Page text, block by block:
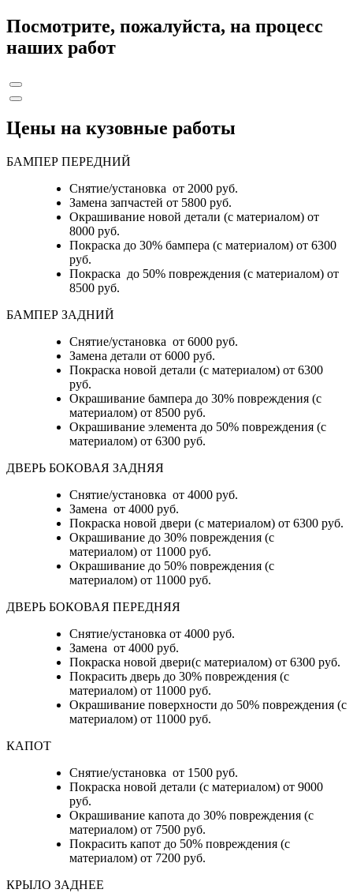
Посмотрите, пожалуйста, на процесс
наших работ
Цены на кузовные работы
БАМПЕР ПЕРЕДНИЙ
Снятие/установка от 2000 руб.
Замена запчастей от 5800 руб.
Окрашивание новой детали (с материалом) от
8000 руб.
Покраска до 30% бампера (с материалом) от 6300
руб.
Покраска до 50% повреждения (с материалом) от
8500 руб.
БАМПЕР ЗАДНИЙ
Снятие/установка от 6000 руб.
Замена детали от 6000 руб.
Покраска новой детали (с материалом) от 6300
руб.
Окрашивание бампера до 30% повреждения (с
материалом) от 8500 руб.
Окрашивание элемента до 50% повреждения (с
материалом) от 6300 руб.
ДВЕРЬ БОКОВАЯ ЗАДНЯЯ
Снятие/установка от 4000 руб.
Замена от 4000 руб.
Покраска новой двери (с материалом) от 6300 руб.
Окрашивание до 30% повреждения (с
материалом) от 11000 руб.
Окрашивание до 50% повреждения (с
материалом) от 11000 руб.
ДВЕРЬ БОКОВАЯ ПЕРЕДНЯЯ
Снятие/установка от 4000 руб.
Замена от 4000 руб.
Покраска новой двери(с материалом) от 6300 руб.
Покрасить дверь до 30% повреждения (с
материалом) от 11000 руб.
Окрашивание поверхности до 50% повреждения (с
материалом) от 11000 руб.
КАПОТ
Снятие/установка от 1500 руб.
Покраска новой детали (с материалом) от 9000
руб.
Окрашивание капота до 30% повреждения (с
материалом) от 7500 руб.
Покрасить капот до 50% повреждения (с
материалом) от 7200 руб.
КРЫЛО ЗАДНЕЕ